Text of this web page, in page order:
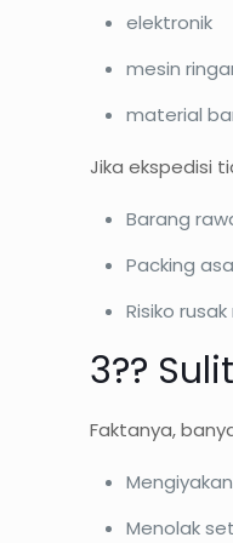
elektronik
mesin
material
Jika ekspedisi
Barang
Packing
Risiko
3??
Faktanya,
Menolak